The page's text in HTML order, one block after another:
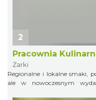
2
Pracownia
Żarki
Regionalne i lokalne smaki,
ale w nowoczesnym